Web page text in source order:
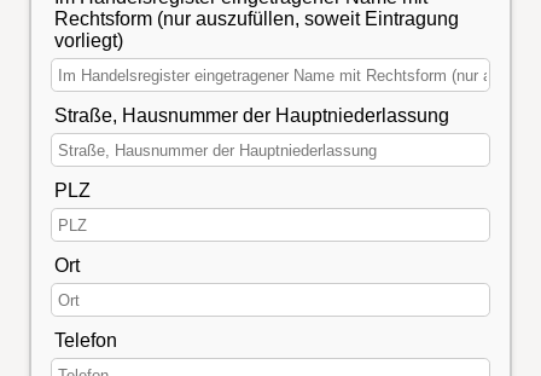
Rechtsform (nur auszufüllen, soweit Eintragung
vorliegt)
Straße, Hausnummer der Hauptniederlassung
PLZ
Ort
Telefon